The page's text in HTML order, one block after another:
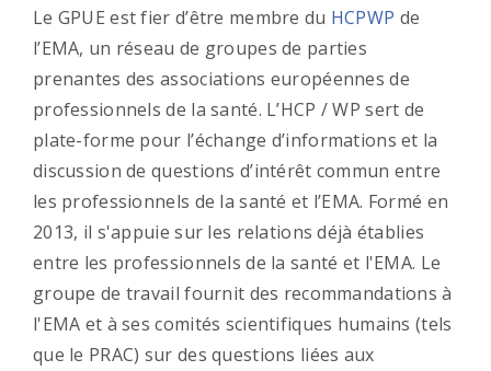
Le GPUE est fier d’être membre du HCPWP de
l’EMA, un réseau de groupes de parties
prenantes des associations européennes de
professionnels de la santé. L’HCP / WP sert de
plate-forme pour l’échange d’informations et la
discussion de questions d’intérêt commun entre
les professionnels de la santé et l’EMA. Formé en
2013, il s'appuie sur les relations déjà établies
entre les professionnels de la santé et l'EMA. Le
groupe de travail fournit des recommandations à
l'EMA et à ses comités scientifiques humains (tels
que le PRAC) sur des questions liées aux